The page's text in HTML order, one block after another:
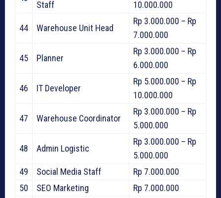
Staff
10.000.000
44 Warehouse Unit Head
Rp 3.000.000 – Rp
7.000.000
45 Planner
Rp 3.000.000 – Rp
6.000.000
46 IT Developer
Rp 5.000.000 – Rp
10.000.000
47 Warehouse Coordinator
Rp 3.000.000 – Rp
5.000.000
48 Admin Logistic
Rp 3.000.000 – Rp
5.000.000
49
Social Media Staff
Rp 7.000.000
50
SEO Marketing Rp 7.000.000